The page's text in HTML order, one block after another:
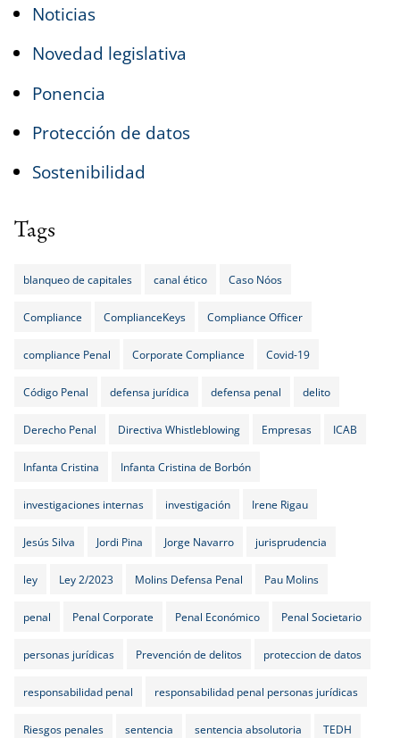
Noticias
Novedad legislativa
Ponencia
Protección de datos
Sostenibilidad
Tags
blanqueo de capitales canal ético Caso Nóos
Compliance ComplianceKeys Compliance Officer
compliance Penal Corporate Compliance Covid-19
Código Penal defensa jurídica defensa penal delito
Derecho Penal Directiva Whistleblowing Empresas ICAB
Infanta Cristina Infanta Cristina de Borbón
investigaciones internas investigación Irene Rigau
Jesús Silva Jordi Pina Jorge Navarro jurisprudencia
ley Ley 2/2023 Molins Defensa Penal Pau Molins
penal Penal Corporate Penal Económico Penal Societario
personas jurídicas Prevención de delitos proteccion de datos
responsabilidad penal responsabilidad penal personas jurídicas
Riesgos penales sentencia sentencia absolutoria TEDH